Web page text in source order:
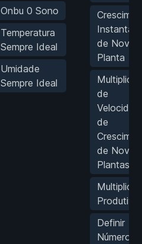
Onbu 0 Sono
Temperatura
Sempre Ideal
Umidade
Sempre Ideal
de Nova
Planta
de
de
de Novas
Plantas
Multiplicar
Definir
Número